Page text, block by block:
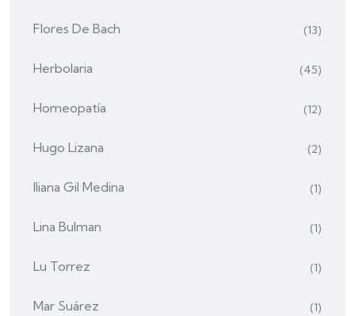
Flores De Bach (13)
Herbolaria (45)
Homeopatía (12)
Hugo Lizana (2)
Iliana Gil Medina (1)
Lina Bulman (1)
Lu Torrez (1)
Mar Suárez (1)